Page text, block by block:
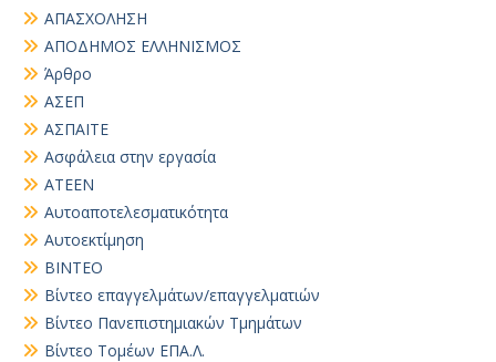
ΑΠΑΣΧΟΛΗΣΗ
ΑΠΟΔΗΜΟΣ ΕΛΛΗΝΙΣΜΟΣ
Άρθρο
ΑΣΕΠ
ΑΣΠΑΙΤΕ
Ασφάλεια στην εργασία
ΑΤΕΕΝ
Αυτοαποτελεσματικότητα
Αυτοεκτίμηση
ΒΙΝΤΕΟ
Βίντεο επαγγελμάτων/επαγγελματιών
Βίντεο Πανεπιστημιακών Τμημάτων
Βίντεο Τομέων ΕΠΑ.Λ.